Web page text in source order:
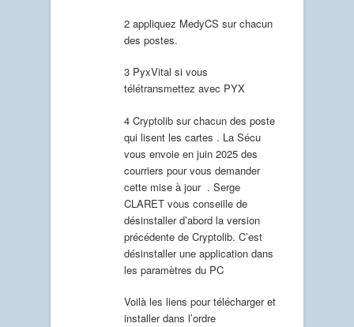
2 appliquez MedyCS sur chacun
des postes.
3 PyxVital si vous
télétransmettez avec PYX
4 Cryptolib sur chacun des poste
qui lisent les cartes . La Sécu
vous envoie en juin 2025 des
courriers pour vous demander
cette mise à jour . Serge
CLARET vous conseille de
désinstaller d’abord la version
précédente de Cryptolib. C’est
désinstaller une application dans
les paramètres du PC
Voilà les liens pour télécharger et
installer dans l’ordre